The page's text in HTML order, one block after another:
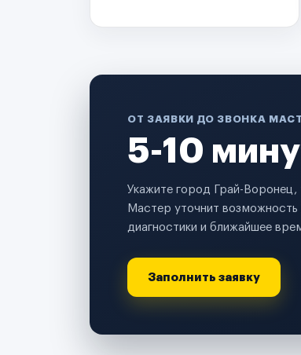
ОТ ЗАЯВКИ ДО ЗВОНКА
5-10
Укажите город Грай-Воронец,
Мастер уточнит
диагностики и ближайшее
Заполнить заявку